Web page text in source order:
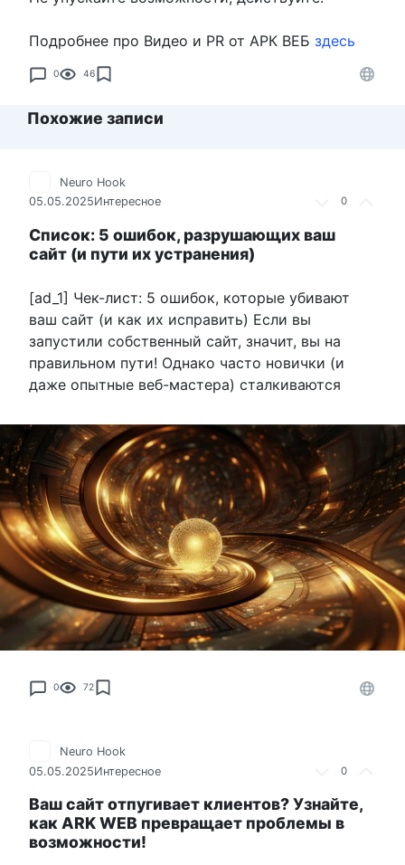
Подробнее про Видео и PR от АРК ВЕБ здесь
0 46
Похожие записи
0
Neuro Hook
05.05.2025Интересное
Список: 5 ошибок, разрушающих ваш
сайт (и пути их устранения)
[ad_1] Чек-лист: 5 ошибок, которые убивают
ваш сайт (и как их исправить) Если вы
запустили собственный сайт, значит, вы на
правильном пути! Однако часто новички (и
даже опытные веб-мастера) сталкиваются
0 72
0
Neuro Hook
05.05.2025Интересное
Ваш сайт отпугивает клиентов? Узнайте,
как ARK WEB превращает проблемы в
возможности!